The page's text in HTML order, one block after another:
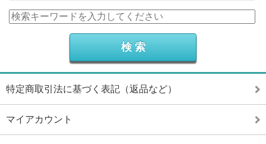
特定商取引法に基づく表記（返品など）
マイアカウント